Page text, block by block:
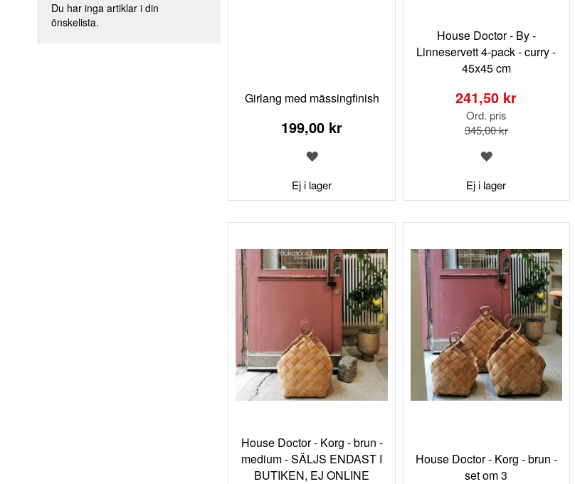
Girlang med mässingfinish
199,00 kr
Ej i lager
LÄGG
I
ÖNSKELISTA
House Doctor - By -
Linneservett 4-pack - curry -
45x45 cm
241,50 kr
Ord. pris
345,00 kr
Ej i lager
LÄGG
I
ÖNSKELISTA
House Doctor - Korg - brun -
medium - SÄLJS ENDAST I
BUTIKEN, EJ ONLINE
House Doctor - Korg - brun -
set om 3
Du har inga artiklar i din
önskelista.